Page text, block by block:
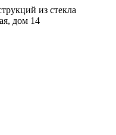
из стекла
дом 14